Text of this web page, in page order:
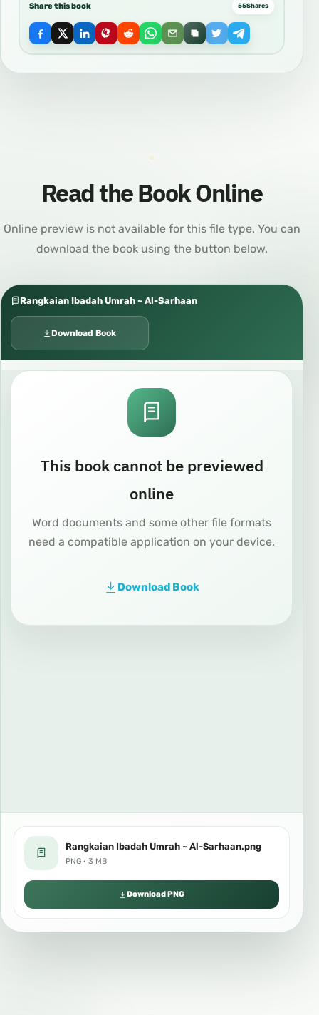
Share this book 55Shares
Read the Book Online
Online preview is not available for this file type. You can
download the book using the button below.
Rangkaian Ibadah Umrah ~ Al-Sarhaan
Download Book
This book cannot be previewed
online
Word documents and some other file formats
need a compatible application on your device.
Download Book
Rangkaian Ibadah Umrah ~ Al-Sarhaan.png
PNG · 3 MB
Download PNG